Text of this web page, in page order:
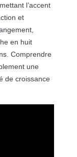
l’accent
et
en huit
Comprendre
une
de croissance